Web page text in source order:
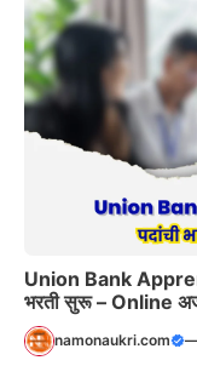
Union Bank
भरती सुरू – Online
namonaukri.com